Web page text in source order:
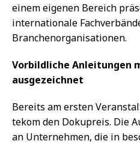
einem eigenen Bereich
internationale
Branchenorganisationen.
Vorbildliche Anleitungen
ausgezeichnet
Bereits am ersten
tekom den Dokupreis. Die
an Unternehmen, die in